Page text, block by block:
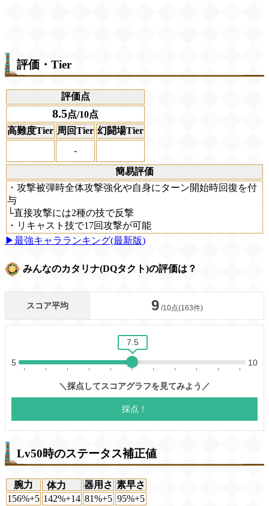
評価・Tier
評価点
8.5点/10点
高難度Tier 周回Tier 幻闘場Tier
-
簡易評価
・攻撃被弾時全体攻撃強化や自身にターン開始時回復を付
与
└直接攻撃には2種の技で反撃
・リキャスト技で17回攻撃が可能
▶最強キャラランキング(最新版)
みんなのカタリナ(DQタクト)の評価は？
Lv50時のステータス補正値
腕力 体力 器用さ 素早さ
156%+5 142%+14 81%+5 95%+5